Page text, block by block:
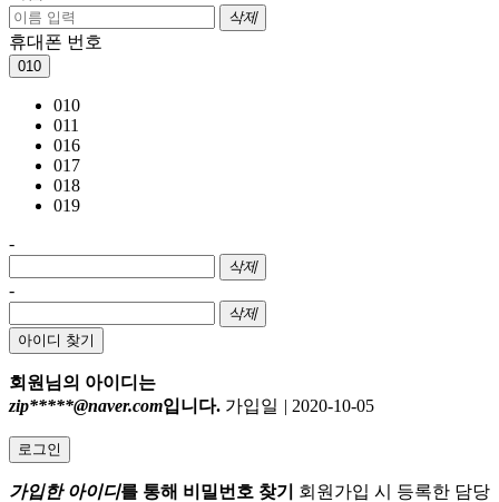
삭제
휴대폰 번호
010
010
011
016
017
018
019
-
삭제
-
삭제
아이디 찾기
회원님의 아이디는
zip*****@naver.com입니다. 가입일 | 2020-10-05
로그인
가입한 아이디를 통해 비밀번호 찾기
회원가입 시 등록한 담당